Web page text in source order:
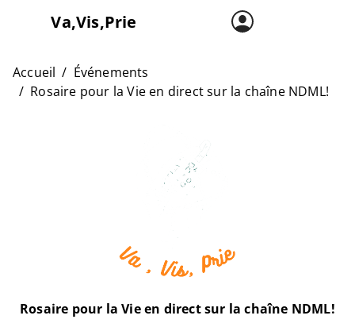
Va,Vis,Prie
Accueil
Carte
L’asso
Accueil
Événements
Rosaire pour la Vie en direct sur la chaîne NDML!
Rosaire pour la Vie en direct sur la chaîne NDML!